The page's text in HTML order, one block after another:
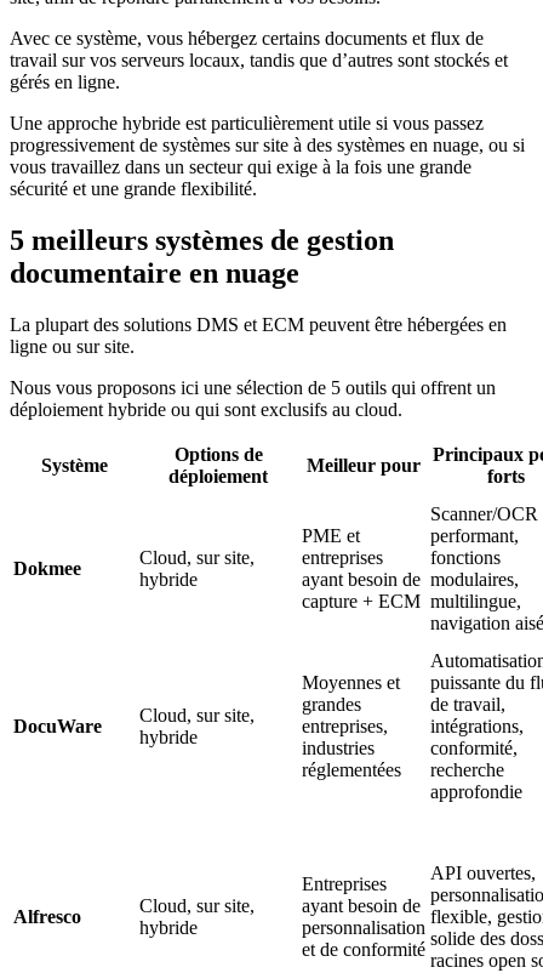
Avec ce système, vous hébergez certains documents et flux de
travail sur vos serveurs locaux, tandis que d’autres sont stockés et
gérés en ligne.
Une approche hybride est particulièrement utile si vous passez
progressivement de systèmes sur site à des systèmes en nuage, ou si
vous travaillez dans un secteur qui exige à la fois une grande
sécurité et une grande flexibilité.
5 meilleurs systèmes de gestion
documentaire en nuage
La plupart des solutions DMS et ECM peuvent être hébergées en
ligne ou sur site.
Nous vous proposons ici une sélection de 5 outils qui offrent un
déploiement hybride ou qui sont exclusifs au cloud.
Système
Options de
déploiement
Meilleur pour
Principaux
forts
Dokmee
Cloud, sur site,
hybride
PME et
entreprises
ayant besoin de
capture + ECM
Scanner/OCR
performant,
fonctions
modulaires,
multilingue,
navigation
DocuWare
Cloud, sur site,
hybride
Moyennes et
grandes
entreprises,
industries
réglementées
puissante du
de travail,
intégrations,
conformité,
recherche
approfondie
Alfresco
Cloud, sur site,
hybride
Entreprises
ayant besoin de
personnalisation
et de conformité
API ouvertes,
flexible,
solide des
racines open